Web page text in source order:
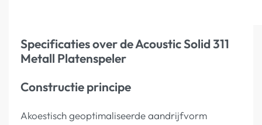
Specificaties over de Acoustic Solid 311
Metall Platenspeler
Constructie principe
Akoestisch geoptimaliseerde aandrijfvorm